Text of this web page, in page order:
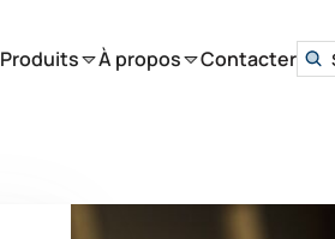
Produits À propos Contacter